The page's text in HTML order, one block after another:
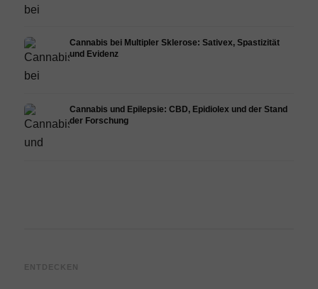
Cannabis bei Multipler Sklerose: Sativex, Spastizität
und Evidenz
Cannabis und Epilepsie: CBD, Epidiolex und der Stand
der Forschung
ENTDECKEN
Decarboxylierung und